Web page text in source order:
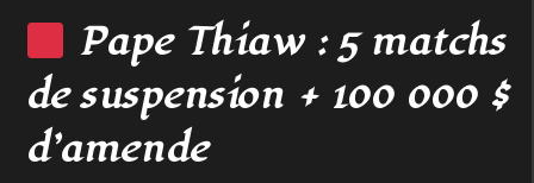
Pape Thiaw : 5 matchs
de suspension + 100 000 $
d’amende